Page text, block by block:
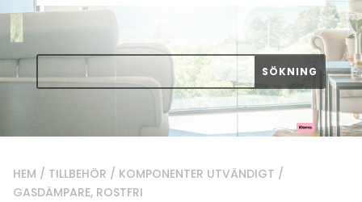
HEM / TILLBEHÖR / KOMPONENTER UTVÄNDIGT /
GASDÄMPARE, ROSTFRI